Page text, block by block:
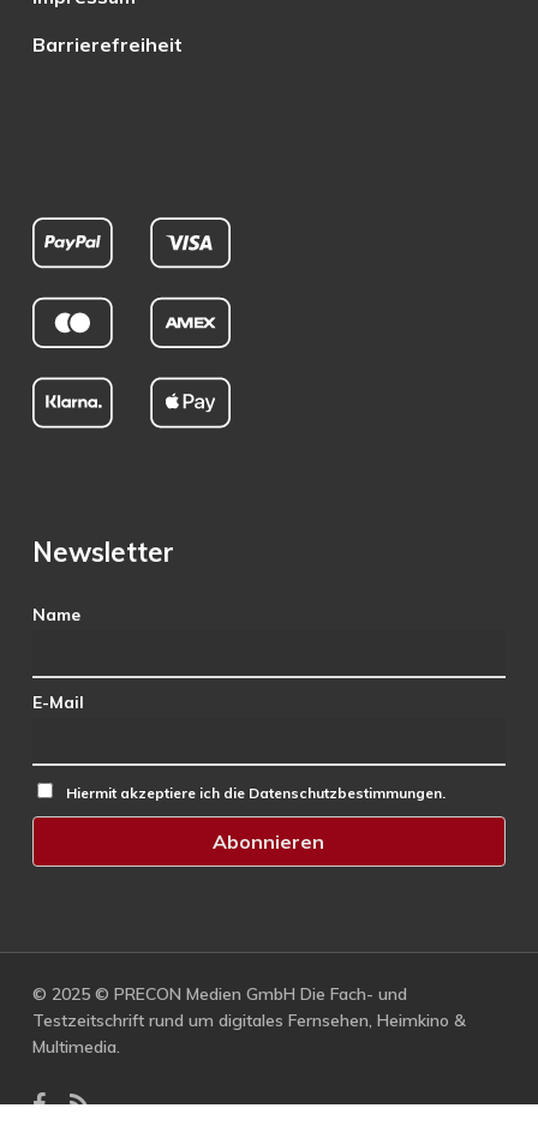
Barrierefreiheit
Newsletter
Name
E-Mail
Hiermit akzeptiere ich die Datenschutzbestimmungen.
© 2025 © PRECON Medien GmbH Die Fach- und
Testzeitschrift rund um digitales Fernsehen, Heimkino &
Multimedia.
facebook
RSS